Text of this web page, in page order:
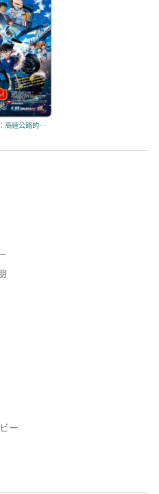
名偵探柯南：高速公路的墮天使
ー